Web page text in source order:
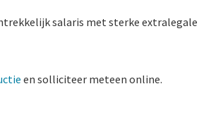
salaris met sterke extralegale
en solliciteer meteen online.